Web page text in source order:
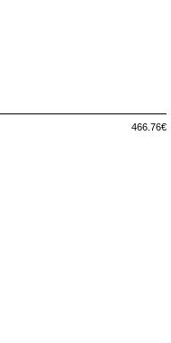
466.76€